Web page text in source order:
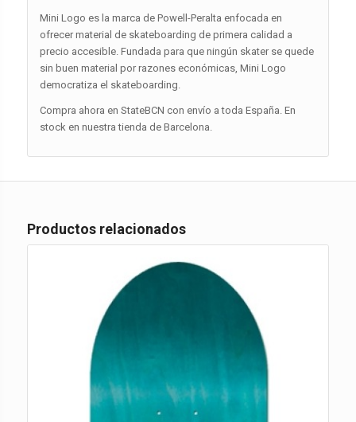
Mini Logo es la marca de Powell-Peralta enfocada en
ofrecer material de skateboarding de primera calidad a
precio accesible. Fundada para que ningún skater se quede
sin buen material por razones económicas, Mini Logo
democratiza el skateboarding.
Compra ahora en StateBCN con envío a toda España. En
stock en nuestra tienda de Barcelona.
Productos relacionados